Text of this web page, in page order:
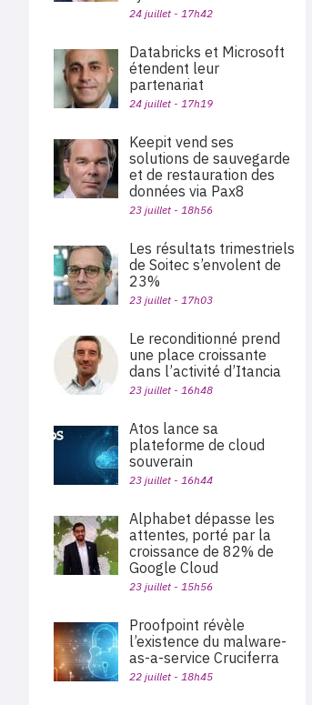
24 juillet - 17h42
Databricks et Microsoft
étendent leur
partenariat
24 juillet - 17h19
Keepit vend ses
solutions de sauvegarde
et de restauration des
données via Pax8
23 juillet - 18h56
Les résultats trimestriels
de Soitec s’envolent de
23%
23 juillet - 17h03
Le reconditionné prend
une place croissante
dans l’activité d’Itancia
23 juillet - 16h48
Atos lance sa
plateforme de cloud
souverain
23 juillet - 16h44
Alphabet dépasse les
attentes, porté par la
croissance de 82% de
Google Cloud
23 juillet - 15h56
Proofpoint révèle
l’existence du malware-
as-a-service Cruciferra
22 juillet - 18h45